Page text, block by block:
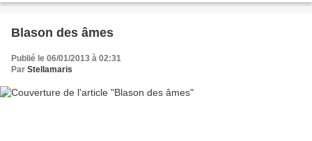
Blason des âmes
Publié le 06/01/2013 à 02:31
Par Stellamaris